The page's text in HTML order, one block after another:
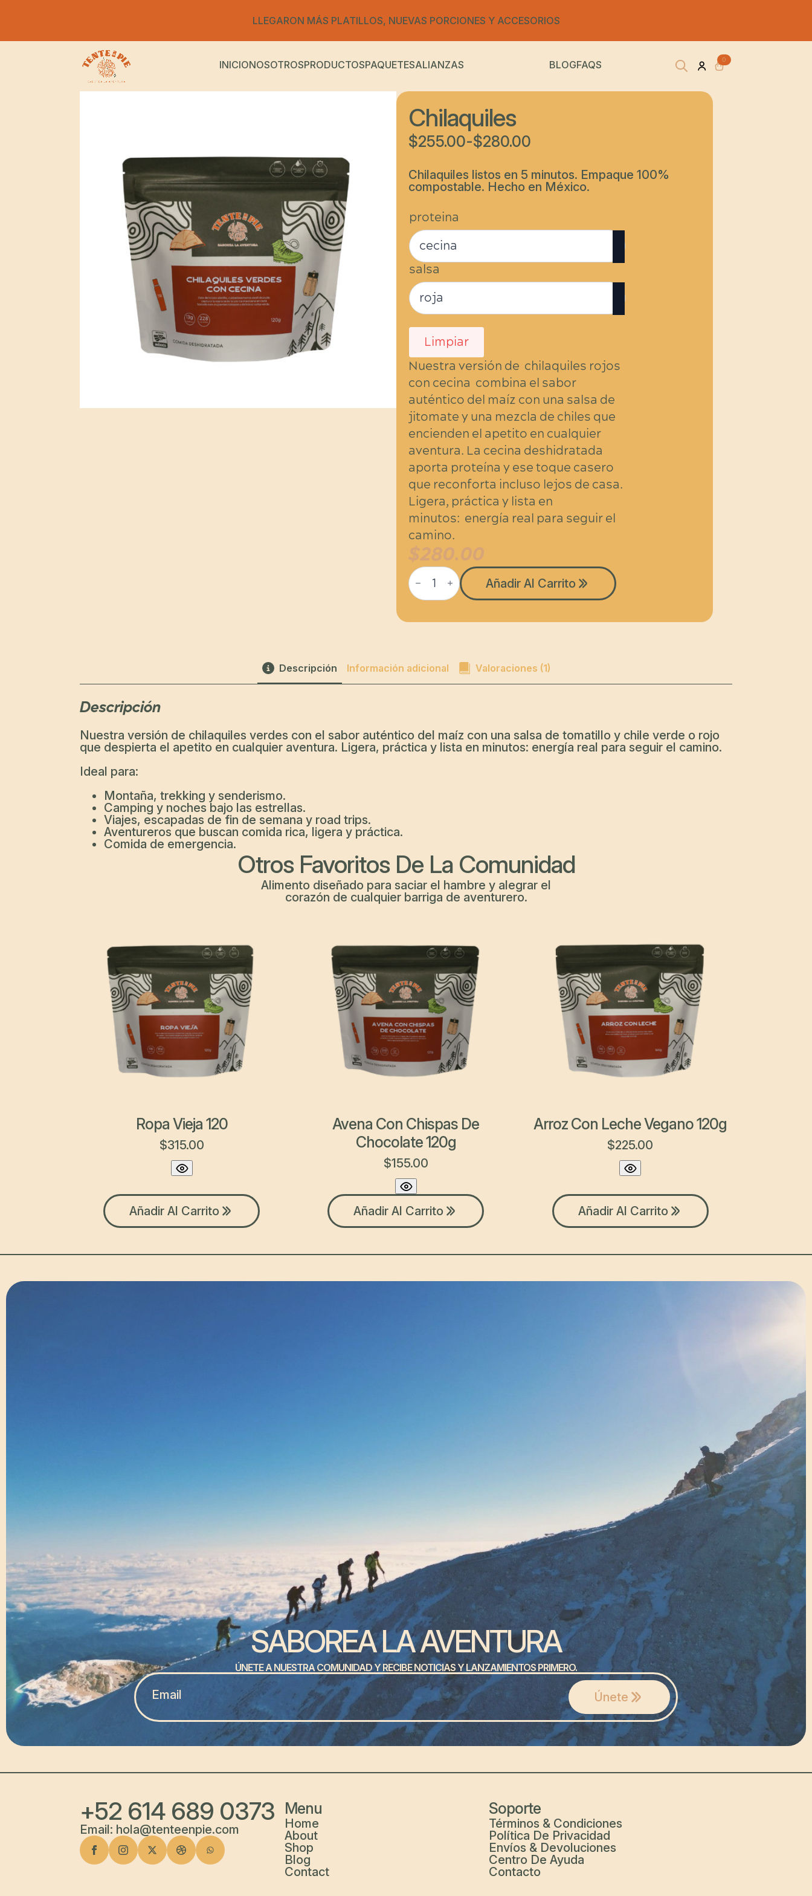
LLEGARON MÁS PLATILLOS, NUEVAS PORCIONES Y ACCESORIOS
INICIONOSOTROSPRODUCTOSPAQUETESALIANZAS BLOGFAQS 0
Chilaquiles
$255.00-$280.00
Rango
de
precios:
$255.00
hasta
$280.00
Chilaquiles listos en 5 minutos. Empaque 100%
compostable. Hecho en México.
proteina
salsa
Limpiar
Nuestra versión de chilaquiles rojos
con cecina combina el sabor
auténtico del maíz con una salsa de
jitomate y una mezcla de chiles que
encienden el apetito en cualquier
aventura. La cecina deshidratada
aporta proteína y ese toque casero
que reconforta incluso lejos de casa.
Ligera, práctica y lista en
minutos: energía real para seguir el
camino.
Chilaquiles
cantidad Añadir Al Carrito
Descripción Información adicional Valoraciones (1)
Descripción
Nuestra versión de chilaquiles verdes con el sabor auténtico del maíz con una salsa de tomatillo y chile verde o rojo
que despierta el apetito en cualquier aventura. Ligera, práctica y lista en minutos: energía real para seguir el camino.
Ideal para:
Montaña, trekking y senderismo.
Camping y noches bajo las estrellas.
Viajes, escapadas de fin de semana y road trips.
Aventureros que buscan comida rica, ligera y práctica.
Comida de emergencia.
Otros Favoritos De La Comunidad
Alimento diseñado para saciar el hambre y alegrar el
corazón de cualquier barriga de aventurero.
Ropa Vieja 120
$315.00
Añadir Al Carrito
Avena Con Chispas De
Chocolate 120g
$155.00
Añadir Al Carrito
Arroz Con Leche Vegano 120g
$225.00
Añadir Al Carrito
SABOREA LA AVENTURA
ÚNETE A NUESTRA COMUNIDAD Y RECIBE NOTICIAS Y LANZAMIENTOS PRIMERO.
MAIL
Únete
+52 614 689 0373
Email: hola@tenteenpie.com
Menu
Home
About
Shop
Blog
Contact
Soporte
Términos & Condiciones
Política De Privacidad
Envíos & Devoluciones
Centro De Ayuda
Contacto